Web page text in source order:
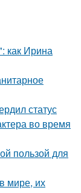
как Ирина
статус
во время
пользой для
мире, их